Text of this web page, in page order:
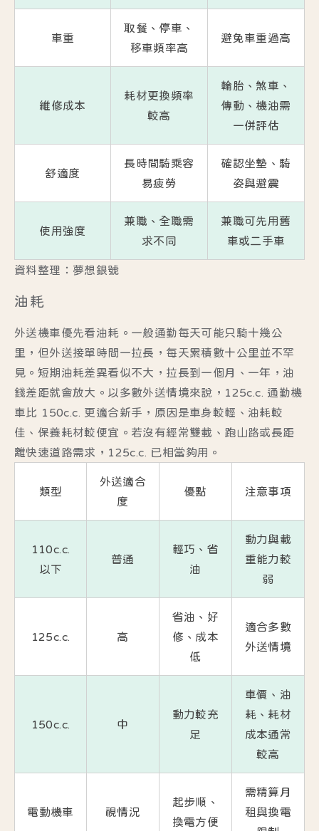
車重
取餐、停車、
移車頻率高
避免車重過高
維修成本
耗材更換頻率
較高
輪胎、煞車、
傳動、機油需
一併評估
舒適度
長時間騎乘容
易疲勞
確認坐墊、騎
姿與避震
使用強度
兼職、全職需
求不同
兼職可先用舊
車或二手車
資料整理：夢想銀號
油耗
外送機車優先看油耗。一般通勤每天可能只騎十幾公
里，但外送接單時間一拉長，每天累積數十公里並不罕
見。短期油耗差異看似不大，拉長到一個月、一年，油
錢差距就會放大。以多數外送情境來說，125c.c. 通勤機
車比 150c.c. 更適合新手，原因是車身較輕、油耗較
佳、保養耗材較便宜。若沒有經常雙載、跑山路或長距
離快速道路需求，125c.c. 已相當夠用。
類型
外送適合
度
優點 注意事項
110c.c.
以下
普通
輕巧、省
油
動力與載
重能力較
弱
125c.c. 高
省油、好
修、成本
低
適合多數
外送情境
150c.c. 中
動力較充
足
車價、油
耗、耗材
成本通常
較高
電動機車 視情況
起步順、
換電方便
需精算月
租與換電